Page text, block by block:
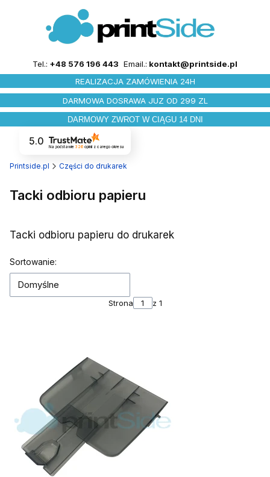
Tel.: +48 576 196 443 Email.: kontakt@printside.pl
REALIZACJA ZAMÓWIENIA 24H
DARMOWA DOSRAWA JUZ OD 299 ZL
DARMOWY ZWROT W CIĄGU 14 DNI
5.0
Na podstawie 326 opinii z całego okresu
Printside.pl Części do drukarek
Tacki odbioru papieru
Tacki odbioru papieru do drukarek
Lista produktów
Sortowanie:
Domyślne
Strona z 1